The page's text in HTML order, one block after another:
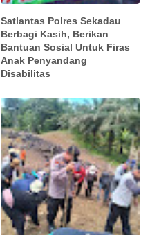
Satlantas Polres Sekadau
Berbagi Kasih, Berikan
Bantuan Sosial Untuk Firas
Anak Penyandang
Disabilitas